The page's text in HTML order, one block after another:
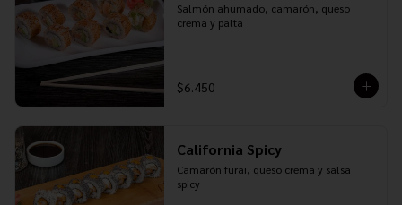
Salmón ahumado, camarón, queso
crema y palta
$6.450
California Spicy
Camarón furai, queso crema y salsa
spicy